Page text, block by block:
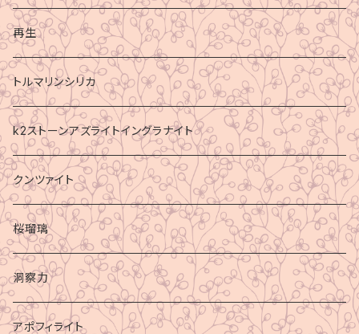
再生
トルマリンシリカ
k2ストーンアズライトイングラナイト
クンツァイト
桜瑠璃
洞察力
アポフィライト